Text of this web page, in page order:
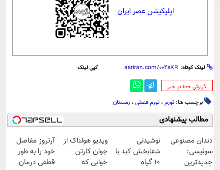
اپلیکیشن عصر ایران
لینک کوتاه: کپی لینک
‌گزارش خطا در خبر
برچسب ها: تورم ، تورم فصلی ، زمستان
مطالب پیشنهادی
دندان مصنوعی
سوئیسی:
جدیدترین
نوشیدنی
شفابخش کبد با
10 گیاه
ویدیو هولناک از
جوان کارتن
خوابی که
آرتروز مفاصل
خود را به طور
قطعی درمان